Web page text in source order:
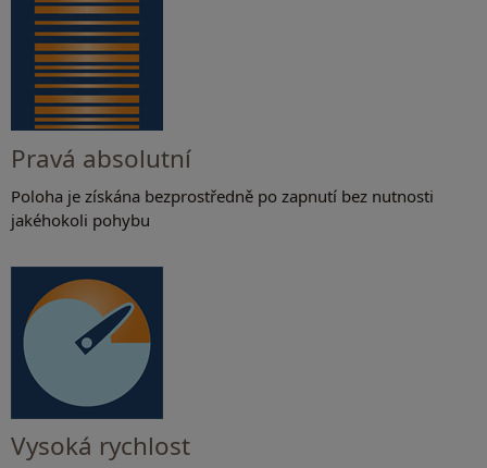
Pravá absolutní
Poloha je získána bezprostředně po zapnutí bez nutnosti
jakéhokoli pohybu
Vysoká rychlost